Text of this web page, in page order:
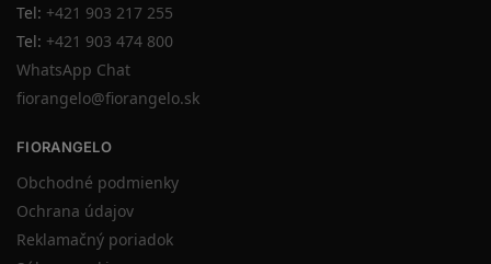
Tel: +421 903 217 255
Tel: +421 903 474 800
WhatsApp Chat
fiorangelo@fiorangelo.sk
FIORANGELO
Obchodné podmienky
Ochrana údajov
Reklamačný poriadok